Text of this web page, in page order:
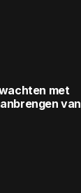
met
van